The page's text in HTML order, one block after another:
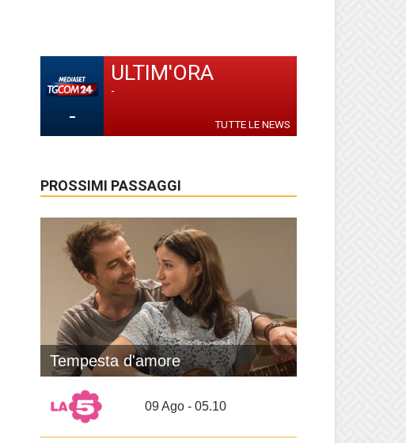
-
ULTIM'ORA
-
TUTTE LE NEWS
PROSSIMI PASSAGGI
Tempesta d'amore
09 Ago - 05.10